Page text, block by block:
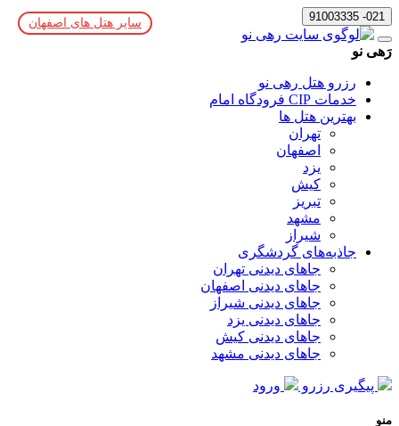
021- 91003335
رَهی نو
رزرو هتل رهی نو
خدمات CIP فرودگاه امام
بهترین هتل ها
تهران
اصفهان
یزد
کیش
تبریز
مشهد
شیراز
جاذبه‌های گردشگری
جاهای دیدنی تهران
جاهای دیدنی اصفهان
جاهای دیدنی شیراز
جاهای دیدنی یزد
جاهای دیدنی کیش
جاهای دیدنی مشهد
پیگیری رزرو ورود
منو
سایر هتل های اصفهان